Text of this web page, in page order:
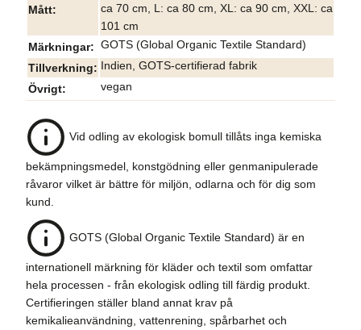
Mått
ca 70 cm, L: ca 80 cm, XL: ca 90 cm, XXL: ca
101 cm
Märkningar
GOTS (Global Organic Textile Standard)
Tillverkning
Indien, GOTS-certifierad fabrik
Övrigt
vegan
Vid odling av ekologisk bomull tillåts inga kemiska
bekämpningsmedel, konstgödning eller genmanipulerade
råvaror vilket är bättre för miljön, odlarna och för dig som
kund.
GOTS (Global Organic Textile Standard) är en
internationell märkning för kläder och textil som omfattar
hela processen - från ekologisk odling till färdig produkt.
Certifieringen ställer bland annat krav på
kemikalieanvändning, vattenrening, spårbarhet och